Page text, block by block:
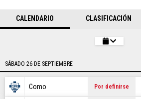
FICHAJES
CHAMPIONS LEAGUE
ELIMINATORIAS
CALENDARIO CLASIFICACIÓN
SÁBADO 26 DE SEPTIEMBRE
Como Por definirse